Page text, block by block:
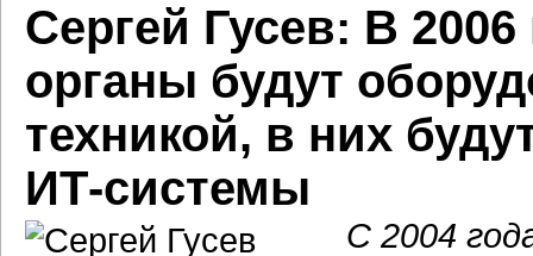
Сергей Гусев: В
органы будут
техникой, в них
ИТ-системы
C 2004